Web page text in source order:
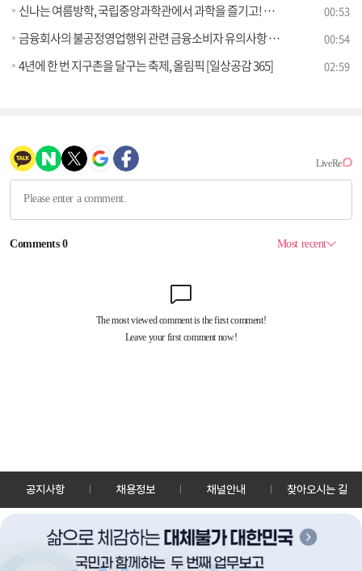
신나는 여름방학, 국립중앙과학관에서 과학을 즐기고! 배우자! 00:53
금융회사의 불공정영업행위 관련 금융소비자 유의사항 안내 00:54
4년에 한 번 지구촌을 달구는 축제, 올림픽 [일상공감 365] 02:59
공지사항 채용정보 채널안내 찾아오시는 길
30128 세종특별자치시 정부2청사로 13 한국정책방송원 KTV
TEL: 044-204-8000
Copyrightⓒ KTV 국민방송 All Rights Reserved.